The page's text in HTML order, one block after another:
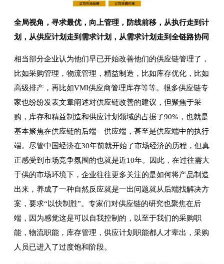
全局视角，寻求最优，向上管理，防线前移，从执行走到计
划，从供应计划走到需求计划，从需求计划走到全链路协同
相当部分企业认为他们早已开始改善他们的供应链管理了，
比如采购管理，物流管理，精益制造，比如库存优化，比如
高级排产，再比如VMI供应商管理库存等等。很多供应链专
家也纷纷发表文章阐述对供应链改善的建议，但聚焦于采
购，库存和精益制造和供应计划领域的占据了90%，也就是
基本聚焦在供应链的后端—供应端，甚至是供应端中的执行
端。尽管中国经济在30年前就开始了市场经济的历程，但真
正感受到市场竞争氛围的也就是近10年。因此，在过往需大
于供的市场环境下，企业往往更多关注的是如何将产品制造
出来，养成了一种自然反应就是一出问题就从后端找解决方
案，要求“以快制胜”。专家们对供应链的研究也聚焦在后
端，因为感觉这是可以自我控制的，以至于我们的采购职
能，物流职能，库存管理，供应计划职能都人才辈出，采购
人员已进入了过度饱和阶段。